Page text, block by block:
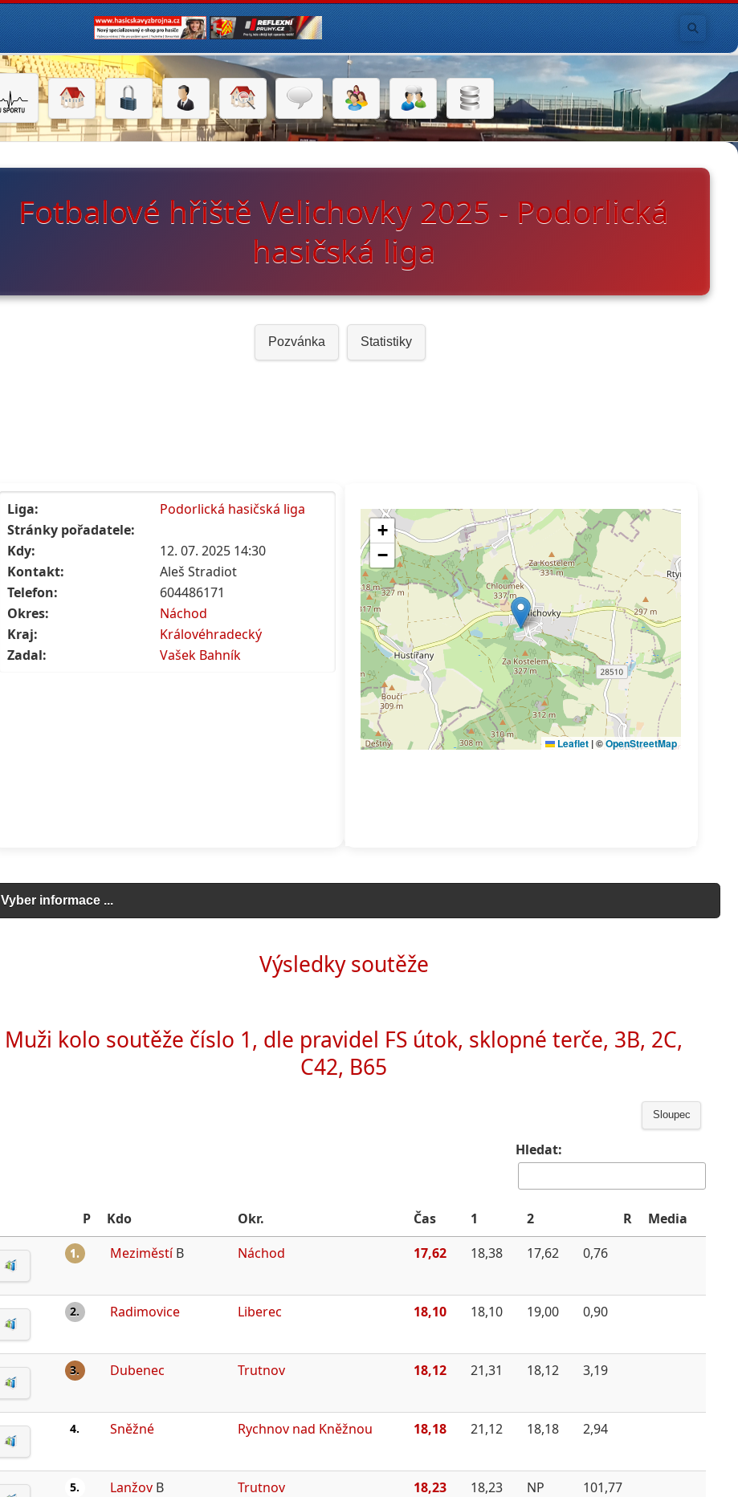
Fotbalové hřiště Velichovky 2025 - Podorlická
hasičská liga
Pozvánka Statistiky
Liga:
Podorlická hasičská liga
Stránky pořadatele:
Kdy:
12. 07. 2025 14:30
Kontakt:
Aleš Stradiot
Telefon:
604486171
Okres:
Náchod
Kraj:
Královéhradecký
Zadal:
Vašek Bahník
Vyber informace ...
Výsledky soutěže
Muži kolo soutěže číslo 1, dle pravidel FS útok, sklopné terče, 3B, 2C,
C42, B65
Sloupec
Hledat:
P Kdo Okr. Čas 1 2 R Media
1. MeziměstíB Náchod 17,62 18,38 17,62 0,76
2. Radimovice Liberec 18,10 18,10 19,00 0,90
3. Dubenec Trutnov 18,12 21,31 18,12 3,19
4. Sněžné Rychnov nad Kněžnou 18,18 21,12 18,18 2,94
5. LanžovB Trutnov 18,23 18,23 NP 101,77